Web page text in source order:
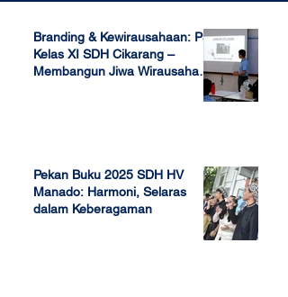
Branding & Kewirausahaan: P5
Kelas XI SDH Cikarang –
Membangun Jiwa Wirausaha
Pekan Buku 2025 SDH HV
Manado: Harmoni, Selaras
dalam Keberagaman